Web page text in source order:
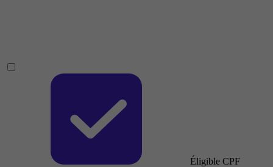
Éligible CPF